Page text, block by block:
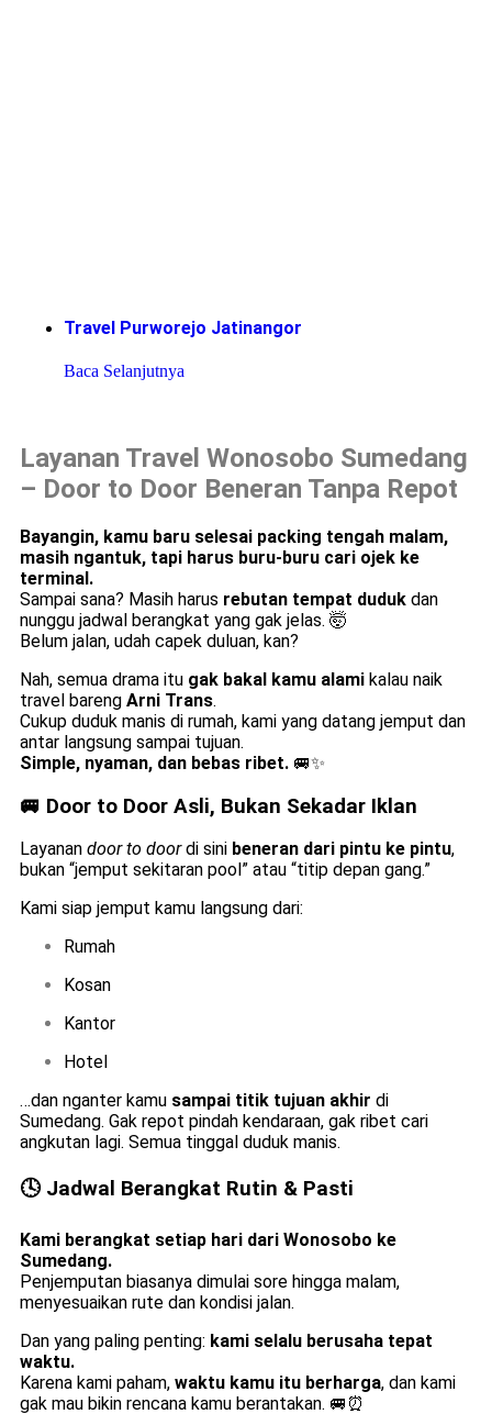
Travel Purworejo Jatinangor
Baca Selanjutnya
Layanan Travel Wonosobo Sumedang
– Door to Door Beneran Tanpa Repot
Bayangin, kamu baru selesai packing tengah malam,
masih ngantuk, tapi harus buru-buru cari ojek ke
terminal.
Sampai sana? Masih harus rebutan tempat duduk dan
nunggu jadwal berangkat yang gak jelas. 🤯
Belum jalan, udah capek duluan, kan?
Nah, semua drama itu gak bakal kamu alami kalau naik
travel bareng Arni Trans.
Cukup duduk manis di rumah, kami yang datang jemput dan
antar langsung sampai tujuan.
Simple, nyaman, dan bebas ribet. 🚐✨
🚐 Door to Door Asli, Bukan Sekadar Iklan
Layanan door to doordi sini beneran dari pintu ke pintu,
bukan “jemput sekitaran pool” atau “titip depan gang.”
Kami siap jemput kamu langsung dari:
Rumah
Kosan
Kantor
Hotel
…dan nganter kamu sampai titik tujuan akhir di
Sumedang. Gak repot pindah kendaraan, gak ribet cari
angkutan lagi. Semua tinggal duduk manis.
🕓 Jadwal Berangkat Rutin & Pasti
Kami berangkat setiap hari dari Wonosobo ke
Sumedang.
Penjemputan biasanya dimulai sore hingga malam,
menyesuaikan rute dan kondisi jalan.
Dan yang paling penting: kami selalu berusaha tepat
waktu.
Karena kami paham, waktu kamu itu berharga, dan kami
gak mau bikin rencana kamu berantakan. 🚐⏰